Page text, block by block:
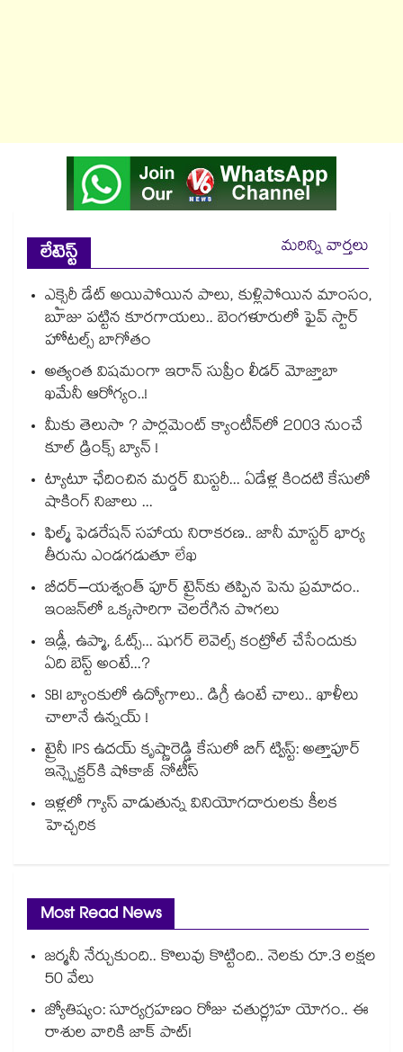
లేటెస్ట్
మరిన్ని వార్తలు
ఎక్సైరీ డేట్ అయిపోయిన పాలు, కుళ్లిపోయిన మాంసం,
బూజు పట్టిన కూరగాయలు.. బెంగళూరులో ఫైవ్ స్టార్
హోటల్స్ బాగోతం
అత్యంత విషమంగా ఇరాన్ సుప్రీం లీడర్ మోజ్తాబా
ఖమేనీ ఆరోగ్యం..!
మీకు తెలుసా ? పార్లమెంట్ క్యాంటీన్⁪లో 2003 నుంచే
కూల్ డ్రింక్స్ బ్యాన్ !
ట్యాటూ ఛేదించిన మర్డర్ మిస్టరీ... ఏడేళ్ల కిందటి కేసులో
షాకింగ్ నిజాలు ...
ఫిల్మ్ ఫెడరేషన్ సహాయ నిరాకరణ.. జానీ మాస్టర్ భార్య
తీరును ఎండగడుతూ లేఖ
బీదర్–యశ్వంత్ పూర్ ట్రైన్‎కు తప్పిన పెను ప్రమాదం..
ఇంజన్‎లో ఒక్కసారిగా చెలరేగిన పొగలు
ఇడ్లీ, ఉప్మా, ఓట్స్... షుగర్ లెవెల్స్ కంట్రోల్ చేసేందుకు
ఏది బెస్ట్ అంటే...?
SBI బ్యాంకులో ఉద్యోగాలు.. డిగ్రీ ఉంటే చాలు.. ఖాళీలు
చాలానే ఉన్నయ్ !
ట్రైనీ IPS ఉదయ్ కృష్ణారెడ్డి కేసులో బిగ్ ట్విస్ట్: అత్తాపూర్
ఇన్స్పెక్టర్‎కి షోకాజ్ నోటీస్
ఇళ్లలో గ్యాస్ వాడుతున్న వినియోగదారులకు కీలక
హెచ్చరిక
Most Read News
జర్మనీ నేర్చుకుంది.. కొలువు కొట్టింది.. నెలకు రూ.3 లక్షల
50 వేలు
జ్యోతిష్యం: సూర్యగ్రహణం రోజు చతుర్గ్రహ యోగం.. ఈ
రాశుల వారికి జాక్ పాట్!